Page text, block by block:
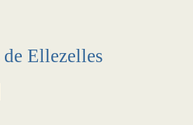
Ellezelles